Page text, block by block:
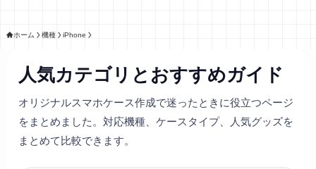
ホーム 機種 iPhone
人気カテゴリとおすすめガイド
オリジナルスマホケース作成で迷ったときに役立つページ
をまとめました。対応機種、ケースタイプ、人気グッズを
まとめて比較できます。